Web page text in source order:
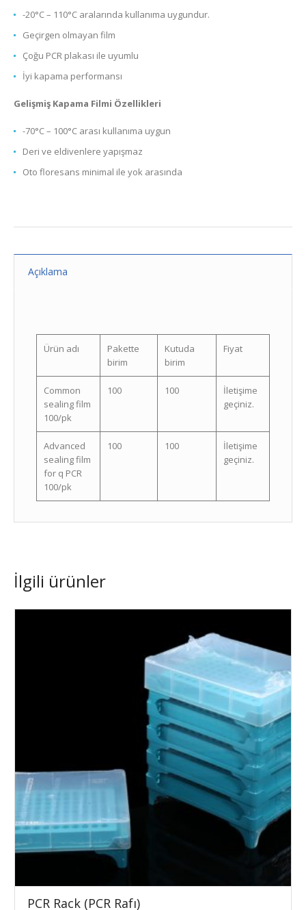
-20°C – 110°C aralarında kullanıma uygundur.
Geçirgen olmayan film
Çoğu PCR plakası ile uyumlu
İyi kapama performansı
Gelişmiş Kapama Filmi Özellikleri
-70°C – 100°C arası kullanıma uygun
Deri ve eldivenlere yapışmaz
Oto floresans minimal ile yok arasında
Açıklama
Ürün adı
Pakette
birim
Kutuda
birim
Fiyat
Common
sealing film
100/pk
100 100
İletişime
geçiniz.
Advanced
sealing film
for q PCR
100/pk
100 100
İletişime
geçiniz.
İlgili ürünler
PCR Rack (PCR Rafı)